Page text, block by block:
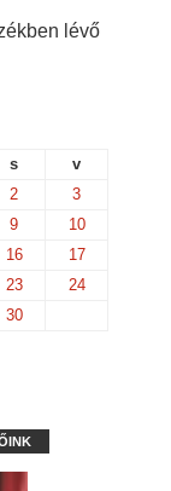
lévő
s
v
2
3
9
10
16
17
23
24
30